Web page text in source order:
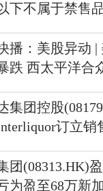
下不属于禁售
播：美股异动 |
跌 西太平洋合
集团控股
订立销
团(08313.HK)
为盈至68万新